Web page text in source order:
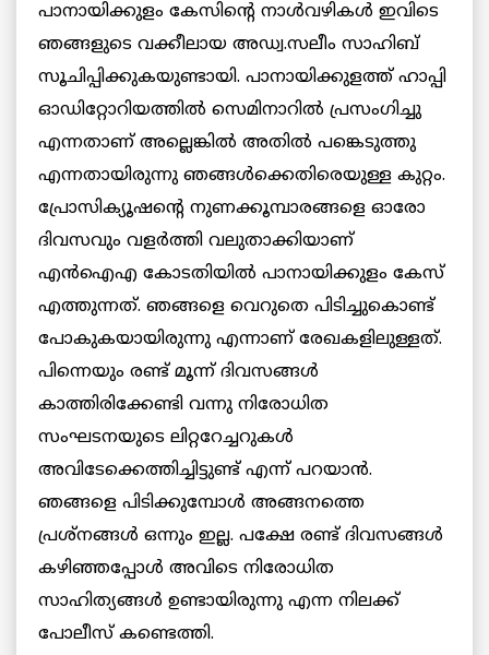
പാനായിക്കുളം കേസിന്റെ നാൾവഴികൾ ഇവിടെ
ഞങ്ങളുടെ വക്കീലായ അഡ്വ.സലീം സാഹിബ്
സൂചിപ്പിക്കുകയുണ്ടായി. പാനായിക്കുളത്ത് ഹാപ്പി
ഓഡിറ്റോറിയത്തിൽ സെമിനാറിൽ പ്രസംഗിച്ചു
എന്നതാണ് അല്ലെങ്കിൽ അതിൽ പങ്കെടുത്തു
എന്നതായിരുന്നു ഞങ്ങൾക്കെതിരെയുള്ള കുറ്റം.
പ്രോസിക്യൂഷന്റെ നുണക്കൂമ്പാരങ്ങളെ ഓരോ
ദിവസവും വളർത്തി വലുതാക്കിയാണ്
എൻഐഎ കോടതിയിൽ പാനായിക്കുളം കേസ്
എത്തുന്നത്. ഞങ്ങളെ വെറുതെ പിടിച്ചുകൊണ്ട്
പോകുകയായിരുന്നു എന്നാണ് രേഖകളിലുള്ളത്.
പിന്നെയും രണ്ട് മൂന്ന് ദിവസങ്ങൾ
കാത്തിരിക്കേണ്ടി വന്നു നിരോധിത
സംഘടനയുടെ ലിറ്ററേച്ചറുകൾ
അവിടേക്കെത്തിച്ചിട്ടുണ്ട് എന്ന് പറയാൻ.
ഞങ്ങളെ പിടിക്കുമ്പോൾ അങ്ങനത്തെ
പ്രശ്‌നങ്ങൾ ഒന്നും ഇല്ല. പക്ഷേ രണ്ട് ദിവസങ്ങൾ
കഴിഞ്ഞപ്പോൾ അവിടെ നിരോധിത
സാഹിത്യങ്ങൾ ഉണ്ടായിരുന്നു എന്ന നിലക്ക്
പോലീസ് കണ്ടെത്തി.